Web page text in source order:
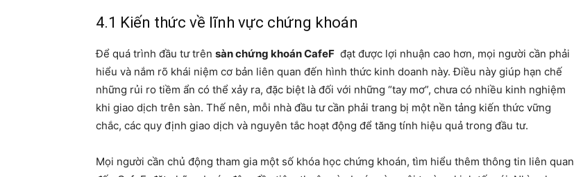
4.1 Kiến thức về lĩnh vực chứng khoán
Để quá trình đầu tư trên sàn chứng khoán CafeF đạt được lợi nhuận cao hơn, mọi người cần phải
hiểu và nắm rõ khái niệm cơ bản liên quan đến hình thức kinh doanh này. Điều này giúp hạn chế
những rủi ro tiềm ẩn có thể xảy ra, đặc biệt là đối với những “tay mơ”, chưa có nhiều kinh nghiệm
khi giao dịch trên sàn. Thế nên, mỗi nhà đầu tư cần phải trang bị một nền tảng kiến thức vững
chắc, các quy định giao dịch và nguyên tắc hoạt động để tăng tính hiệu quả trong đầu tư.
Mọi người cần chủ động tham gia một số khóa học chứng khoán, tìm hiểu thêm thông tin liên quan